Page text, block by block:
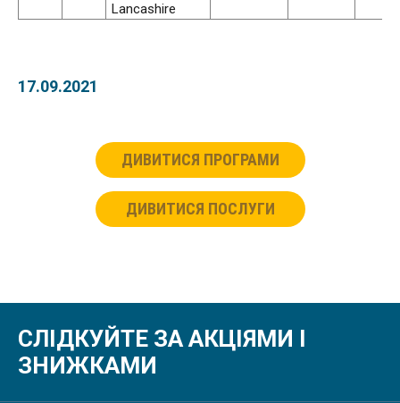
Lancashire
17.09.2021
ДИВИТИСЯ ПРОГРАМИ
ДИВИТИСЯ ПОСЛУГИ
СЛІДКУЙТЕ ЗА АКЦІЯМИ І
ЗНИЖКАМИ